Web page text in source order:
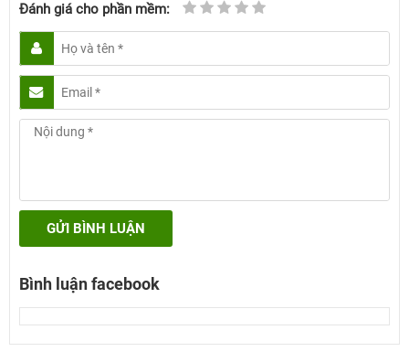
Đánh giá cho phần mềm:
GỬI BÌNH LUẬN
Bình luận facebook